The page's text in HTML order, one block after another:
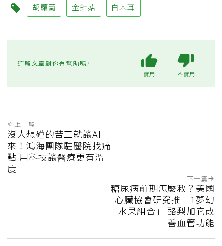
胡蘿蔔 金針菇 白木耳
這篇文章對你有幫助嗎?
實用 不實用
上一篇
沒人想碰的苦工就讓AI
來！鴻海團隊駐醫院找痛
點 用科技讓醫療更有溫
度
下一篇
糖尿病前期怎麼救？美國
心臟協會研究推「1夢幻
水果組合」 酪梨加它改
善血管功能